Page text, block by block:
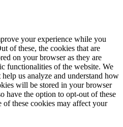
your experience while you
of these, the cookies that are
on your browser as they are
functionalities of the website. We
us analyze and understand how
will be stored in your browser
have the option to opt-out of these
these cookies may affect your